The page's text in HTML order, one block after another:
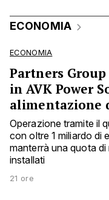
ECONOMIA
ECONOMIA
Partners
in AVK Power
alimentazione
Operazione tramite il
con oltre 1 miliardo di
manterrà una quota
installati
21 ore